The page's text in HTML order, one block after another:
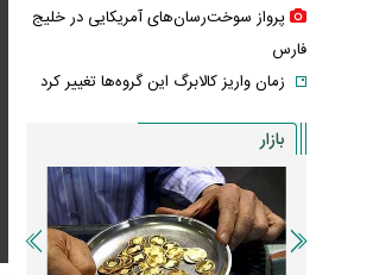
تلخ مردم قم با داماد محبوب مبتلا به سندرم داون
خانه اعیان نشین در شمال تهران در دوران قاجار
پرواز سوخت‌رسان‌های آمریکایی در خلیج
فارس
زمان واریز کالابرگ این گروه‌ها تغییر کرد
بازار